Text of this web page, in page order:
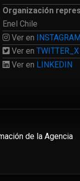
Organización
Enel Chile
Ver en
Ver enTWITTER_X
Ver en LINKEDIN
de la Agencia